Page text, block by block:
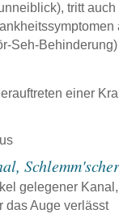
tritt
Seh-Behinderung)
einer
gelegener
das Auge verlässt